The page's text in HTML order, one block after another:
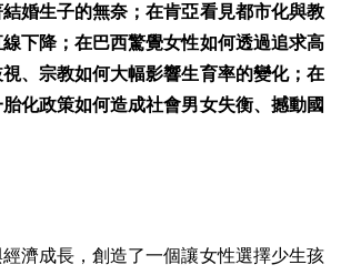
婚生子的無奈；在肯亞看見都市化與教
下降；在巴西驚覺女性如何透過追求高
、宗教如何大幅影響生育率的變化；在
化政策如何造成社會男女失衡、撼動國
濟成長，創造了一個讓女性選擇少生孩